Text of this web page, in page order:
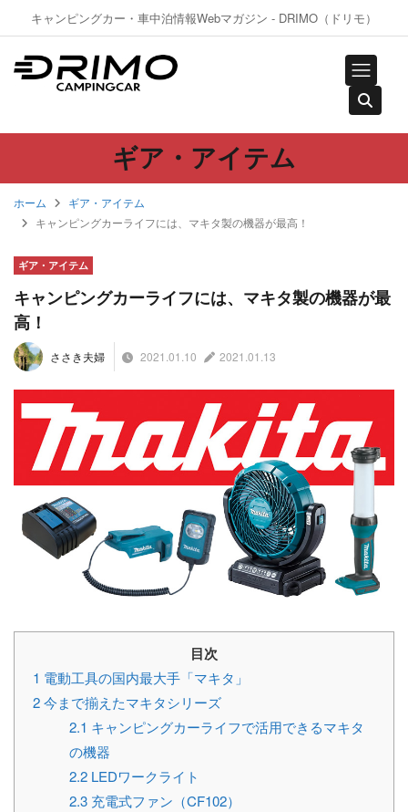
キャンピングカー・車中泊情報Webマガジン - DRIMO（ドリモ）
ギア・アイテム
ホーム
ギア・アイテム
キャンピングカーライフには、マキタ製の機器が最高！
ギア・アイテム
キャンピングカーライフには、マキタ製の機器が最
高！
ささき夫婦 2021.01.10 2021.01.13
目次
1 電動工具の国内最大手「マキタ」
2今まで揃えたマキタシリーズ
2.1 キャンピングカーライフで活用できるマキタ
の機器
2.2 LEDワークライト
2.3 充電式ファン（CF102）